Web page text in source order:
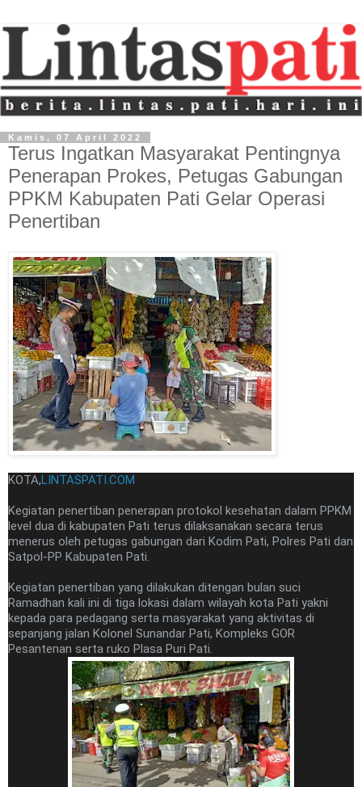
Kamis, 07 April 2022
Terus Ingatkan Masyarakat Pentingnya
Penerapan Prokes, Petugas Gabungan
PPKM Kabupaten Pati Gelar Operasi
Penertiban
KOTA,LINTASPATI.COM
Kegiatan penertiban penerapan protokol kesehatan dalam PPKM
level dua di kabupaten Pati terus dilaksanakan secara terus
menerus oleh petugas gabungan dari Kodim Pati, Polres Pati dan
Satpol-PP Kabupaten Pati.
Kegiatan penertiban yang dilakukan ditengan bulan suci
Ramadhan kali ini di tiga lokasi dalam wilayah kota Pati yakni
kepada para pedagang serta masyarakat yang aktivitas di
sepanjang jalan Kolonel Sunandar Pati, Kompleks GOR
Pesantenan serta ruko Plasa Puri Pati.